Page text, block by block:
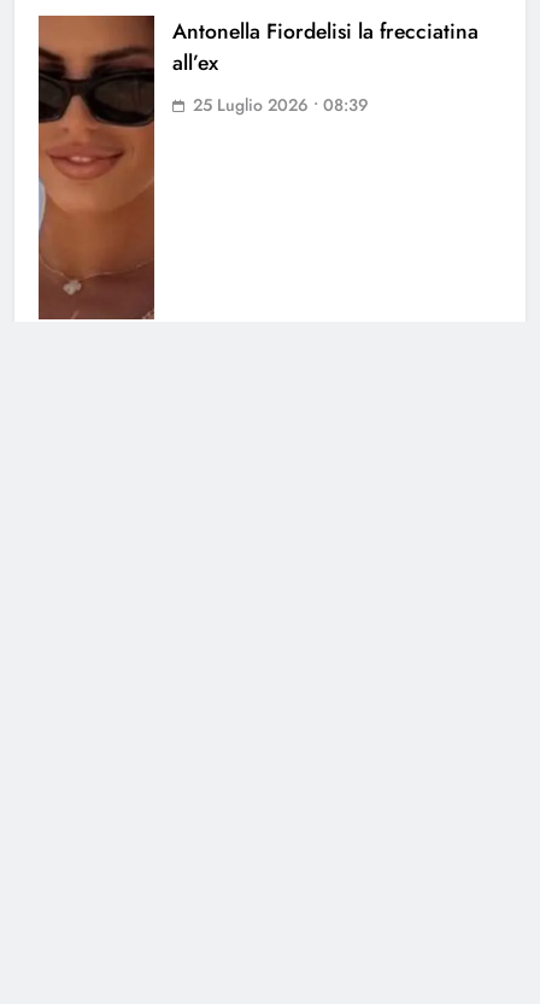
Antonella Fiordelisi la frecciatina
all’ex
25 Luglio 2026 • 08:39